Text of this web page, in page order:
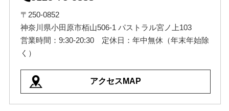
〒250-0852
神奈川県小田原市栢山506-1 パストラル宮ノ上103
営業時間：9:30-20:30 定休日：年中無休（年末年始除
く）
アクセスMAP